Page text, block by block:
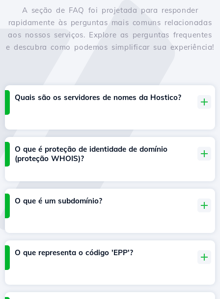
A seção de FAQ foi projetada para responder
rapidamente às perguntas mais comuns relacionadas
aos nossos serviços. Explore as perguntas frequentes
e descubra como podemos simplificar sua experiência!
Quais são os servidores de nomes da Hostico?
O que é proteção de identidade de domínio
(proteção WHOIS)?
O que é um subdomínio?
O que representa o código 'EPP'?